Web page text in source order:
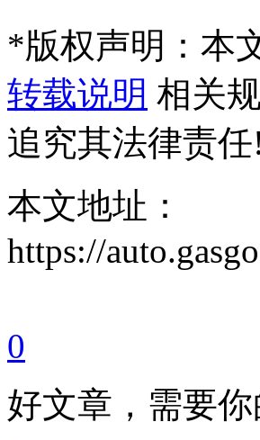
*版权声明：本
转载说明 相关
追究其法律责任!
本文地址：
https://
0
好文章，需要